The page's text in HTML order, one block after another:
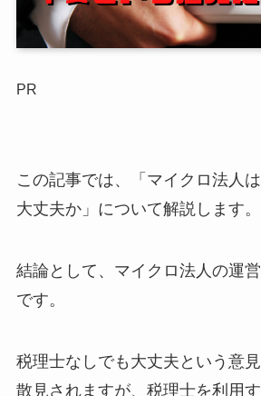
PR
この記事では、「マイクロ法人
大丈夫か」について解説します。
結論として、マイクロ法人の運
です。
税理士なしでも大丈夫という意
散見されますが、税理士を利用